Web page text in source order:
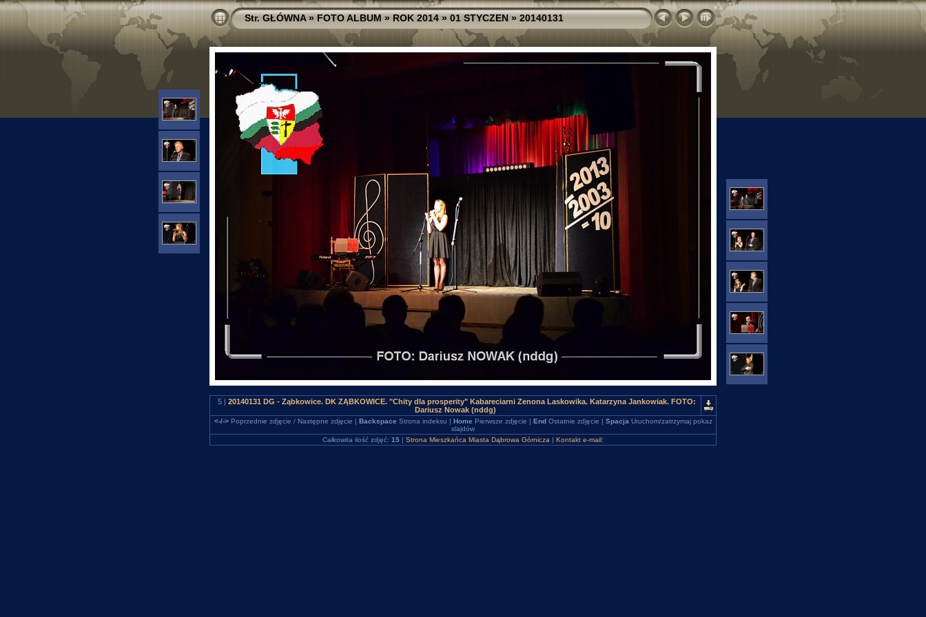
Str. GŁÓWNA»FOTO ALBUM»ROK 2014»01 STYCZEN»20140131
5 | 20140131 DG - Ząbkowice. DK ZĄBKOWICE. "Chity dla prosperity" Kabareciarni Zenona Laskowika. Katarzyna Jankowiak. FOTO:
Dariusz Nowak (nddg)
<-/->Poprzednie zdjęcie / Następne zdjęcie | Backspace Strona indeksu | Home Pierwsze zdjęcie | EndOstatnie zdjęcie | Spacja Uruchom/zatrzymaj pokaz
slajdów
Całkowita ilość zdjęć: 15 | Strona Mieszkańca Miasta Dąbrowa Górnicza | Kontakt e-mail: